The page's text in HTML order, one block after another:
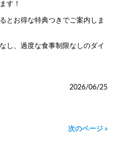
す！
とお得な特典つきでご案内しま
し、過度な食事制限なしのダイ
2026/06/25
次のページ »